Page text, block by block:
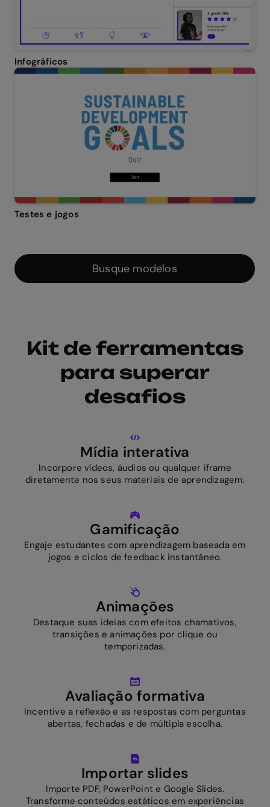
Infográficos
Testes e jogos
Busque modelos
Kit de ferramentas
para superar
desafios
Mídia interativa
Incorpore vídeos, áudios ou qualquer iframe
diretamente nos seus materiais de aprendizagem.
Gamificação
Engaje estudantes com aprendizagem baseada em
jogos e ciclos de feedback instantâneo.
Animações
Destaque suas ideias com efeitos chamativos,
transições e animações por clique ou
temporizadas.
Avaliação formativa
Incentive a reflexão e as respostas com perguntas
abertas, fechadas e de múltipla escolha.
Importar slides
Importe PDF, PowerPoint e Google Slides.
Transforme conteúdos estáticos em experiências